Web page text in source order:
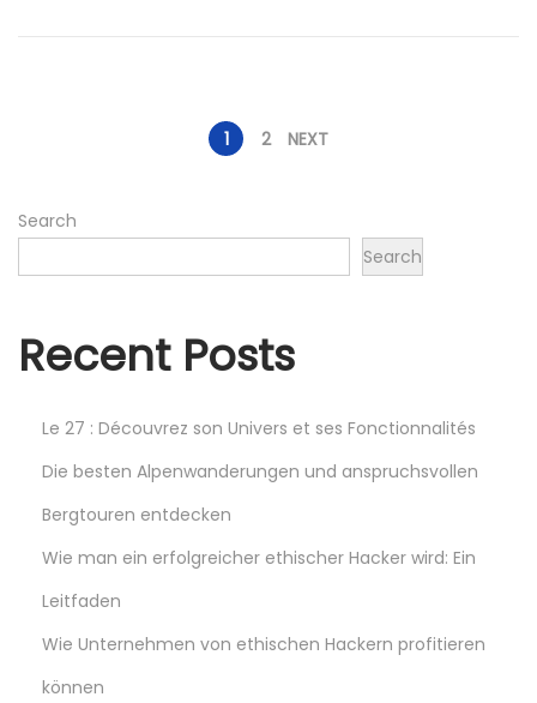
o
s
t
p
a
g
1 2 NEXT
Search
Search
Recent Posts
Le 27 : Découvrez son Univers et ses Fonctionnalités
Die besten Alpenwanderungen und anspruchsvollen
Bergtouren entdecken
Wie man ein erfolgreicher ethischer Hacker wird: Ein
Leitfaden
Wie Unternehmen von ethischen Hackern profitieren
können